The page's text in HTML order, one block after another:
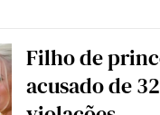
Filho de
acusado de